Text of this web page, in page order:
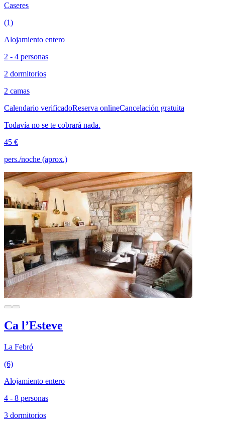
Caseres
(1)
Alojamiento entero
2 - 4 personas
2 dormitorios
2 camas
Calendario verificadoReserva onlineCancelación gratuita
Todavía no se te cobrará nada.
45 €
pers./noche (aprox.)
Ca l’Esteve
La Febró
(6)
Alojamiento entero
4 - 8 personas
3 dormitorios